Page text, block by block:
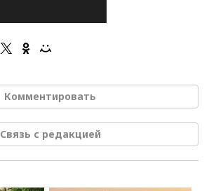
Комментировать
Связь с редакцией